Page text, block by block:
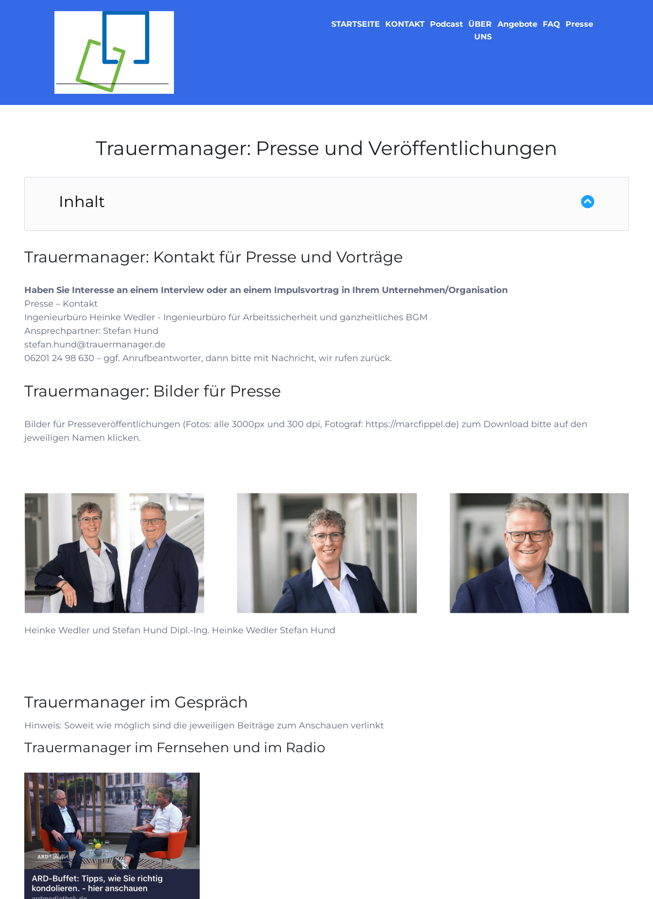
STARTSEITE KONTAKT Podcast
ÜBER
UNS
Angebote FAQ Presse
Trauermanager: Presse und Veröffentlichungen
Inhalt
Trauermanager: Kontakt für Presse und Vorträge
Haben Sie Interesse an einem Interview oder an einem Impulsvortrag in Ihrem Unternehmen/Organisation
Presse – Kontakt
Ingenieurbüro Heinke Wedler - Ingenieurbüro für Arbeitssicherheit und ganzheitliches BGM
Ansprechpartner: Stefan Hund
stefan.hund@trauermanager.de
06201 24 98 630 – ggf. Anrufbeantworter, dann bitte mit Nachricht, wir rufen zurück.
Trauermanager: Bilder für Presse
Bilder für Presseveröffentlichungen (Fotos: alle 3000px und 300 dpi, Fotograf: https://marcfippel.de) zum Download bitte auf den
jeweiligen Namen klicken.
Heinke Wedler und Stefan Hund Dipl.-Ing. Heinke Wedler Stefan Hund
Trauermanager im Gespräch
Hinweis: Soweit wie möglich sind die jeweiligen Beiträge zum Anschauen verlinkt
Trauermanager im Fernsehen und im Radio